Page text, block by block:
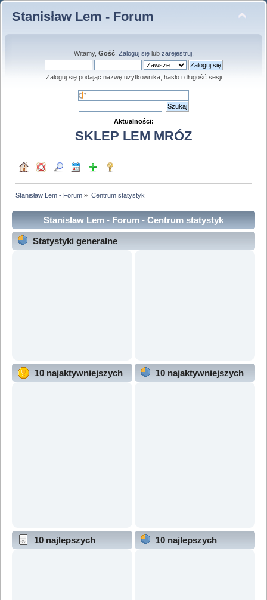
Stanisław Lem - Forum
Witamy, Gość. Zaloguj sięlub zarejestruj.
Zaloguj się podając nazwę użytkownika, hasło i długość sesji
Aktualności:
SKLEP LEM MRÓZ
Stanisław Lem - Forum » Centrum statystyk
Stanisław Lem - Forum - Centrum statystyk
Statystyki generalne
10 najaktywniejszych
10 najaktywniejszych
10 najlepszych
10 najlepszych